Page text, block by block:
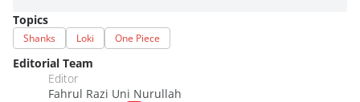
Topics
Shanks Loki One Piece
Editorial Team
Editor
Fahrul Razi Uni Nurullah